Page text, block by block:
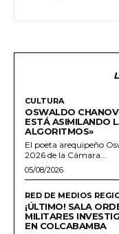
CULTURA
OSWALDO
ESTÁ ASIMILANDO
ALGORITMOS»
El poeta arequipeño
2026 de la Cámara...
05/08/2026
RED DE MEDIOS
¡ÚLTIMO! SALA
MILITARES
EN COLCABAMBA